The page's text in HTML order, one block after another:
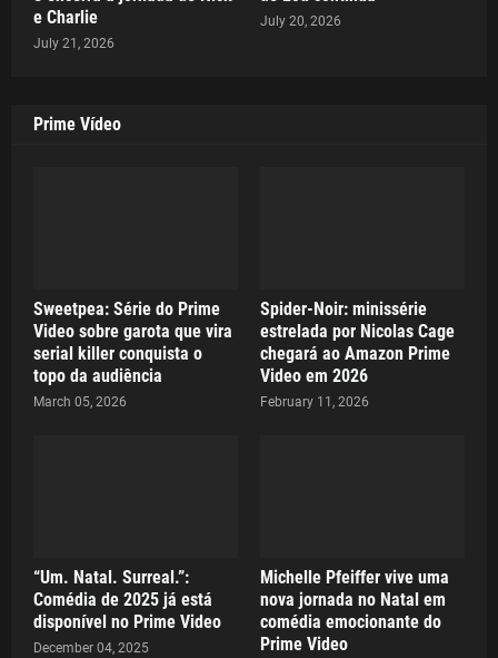
e Charlie
July 21, 2026
July 20, 2026
Prime Vídeo
Sweetpea: Série do Prime
Video sobre garota que vira
serial killer conquista o
topo da audiência
March 05, 2026
Spider-Noir: minissérie
estrelada por Nicolas Cage
chegará ao Amazon Prime
Video em 2026
February 11, 2026
“Um. Natal. Surreal.”:
Comédia de 2025 já está
disponível no Prime Video
December 04, 2025
Michelle Pfeiffer vive uma
nova jornada no Natal em
comédia emocionante do
Prime Video